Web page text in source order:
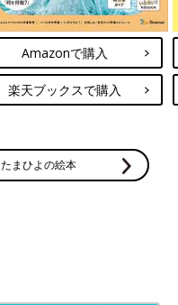
Amazonで購入
楽天ブックスで購入
たまひよの絵本